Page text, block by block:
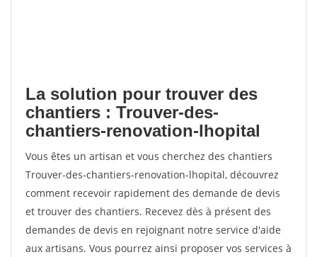
La solution pour trouver des
chantiers : Trouver-des-
chantiers-renovation-lhopital
Vous êtes un artisan et vous cherchez des chantiers
Trouver-des-chantiers-renovation-lhopital, découvrez
comment recevoir rapidement des demande de devis
et trouver des chantiers. Recevez dès à présent des
demandes de devis en rejoignant notre service d'aide
aux artisans. Vous pourrez ainsi proposer vos services à